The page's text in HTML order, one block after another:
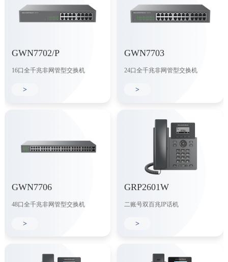
GWN7702/P
16口全千兆非网管型交换机
>
GWN7703
24口全千兆非网管型交换机
>
GWN7706
48口全千兆非网管型交换机
>
GRP2601W
二账号双百兆IP话机
>